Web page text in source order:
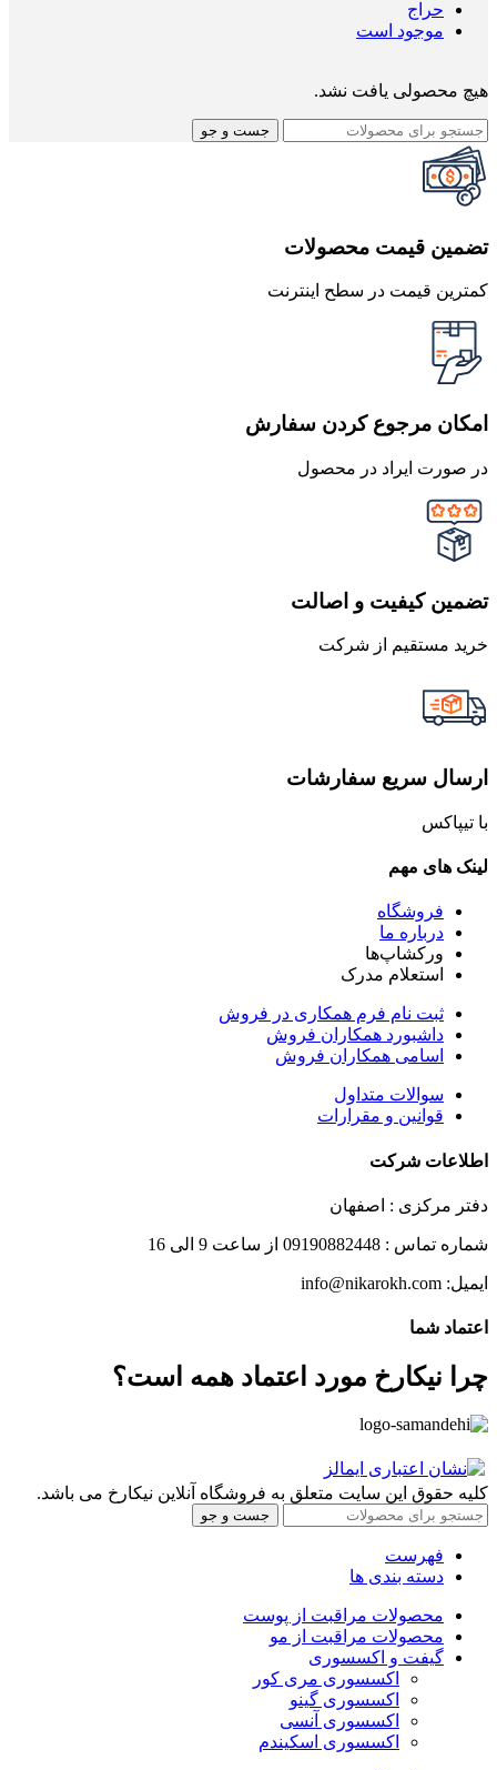
حراج
موجود است
هیچ محصولی یافت نشد.
جست و جو
تضمین قیمت محصولات
کمترین قیمت در سطح اینترنت
امکان مرجوع کردن سفارش
در صورت ایراد در محصول
تضمین کیفیت و اصالت
خرید مستقیم از شرکت
ارسال سریع سفارشات
با تیپاکس
لینک های مهم
فروشگاه
درباره ما
ورکشاپ‌ها
استعلام مدرک
ثبت نام فرم همکاری در فروش
داشبورد همکاران فروش
اسامی همکاران فروش
سوالات متداول
قوانین و مقرارات
اطلاعات شرکت
دفتر مرکزی : اصفهان
شماره تماس : 09190882448 از ساعت 9 الی 16
ایمیل: info@nikarokh.com
اعتماد شما
چرا نیکارخ مورد اعتماد همه است؟
کلیه حقوق این سایت متعلق به فروشگاه آنلاین نیکارخ می باشد.
جست و جو
فهرست
دسته بندی ها
محصولات مراقبت از پوست
محصولات مراقبت از مو
گیفت و اکسسوری
اکسسوری مری کور
اکسسوری گینو
اکسسوری آنسی
اکسسوری اسکیندم